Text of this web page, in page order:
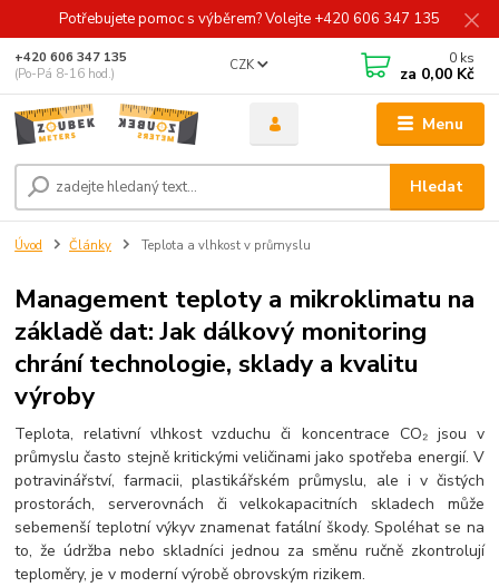
Potřebujete pomoc s výběrem? Volejte +420 606 347 135
Menu
CZK
Hledat
+420 606 347 135
(Po-Pá 8-16 hod.)
0 ks
za 0,00 Kč
Úvod Články Teplota a vlhkost v průmyslu
Management teploty a mikroklimatu na
základě dat: Jak dálkový monitoring
chrání technologie, sklady a kvalitu
výroby
Teplota, relativní vlhkost vzduchu či koncentrace CO₂ jsou v
průmyslu často stejně kritickými veličinami jako spotřeba energií. V
potravinářství, farmacii, plastikářském průmyslu, ale i v čistých
prostorách, serverovnách či velkokapacitních skladech může
sebemenší teplotní výkyv znamenat fatální škody. Spoléhat se na
to, že údržba nebo skladníci jednou za směnu ručně zkontrolují
teploměry, je v moderní výrobě obrovským rizikem.